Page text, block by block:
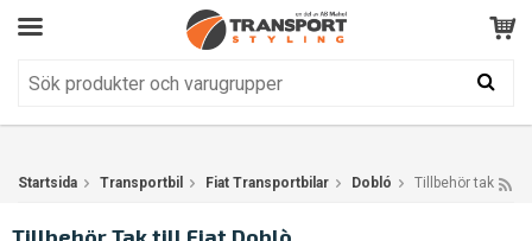
Kundservice
Startsida Transportbil Fiat Transportbilar Dobló Tillbehör tak